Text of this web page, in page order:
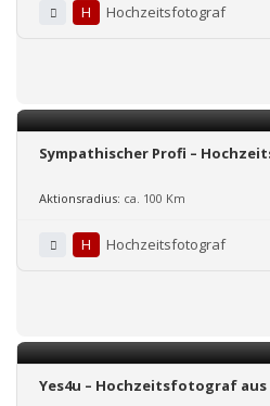
H Hochzeitsfotograf
Sympathischer Profi –
Aktionsradius: ca. 100 Km
H Hochzeitsfotograf
Yes4u – Hochzeitsfotograf